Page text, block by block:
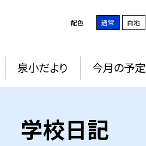
配色 通常 白地
泉小だより 今月の予定
学校日記